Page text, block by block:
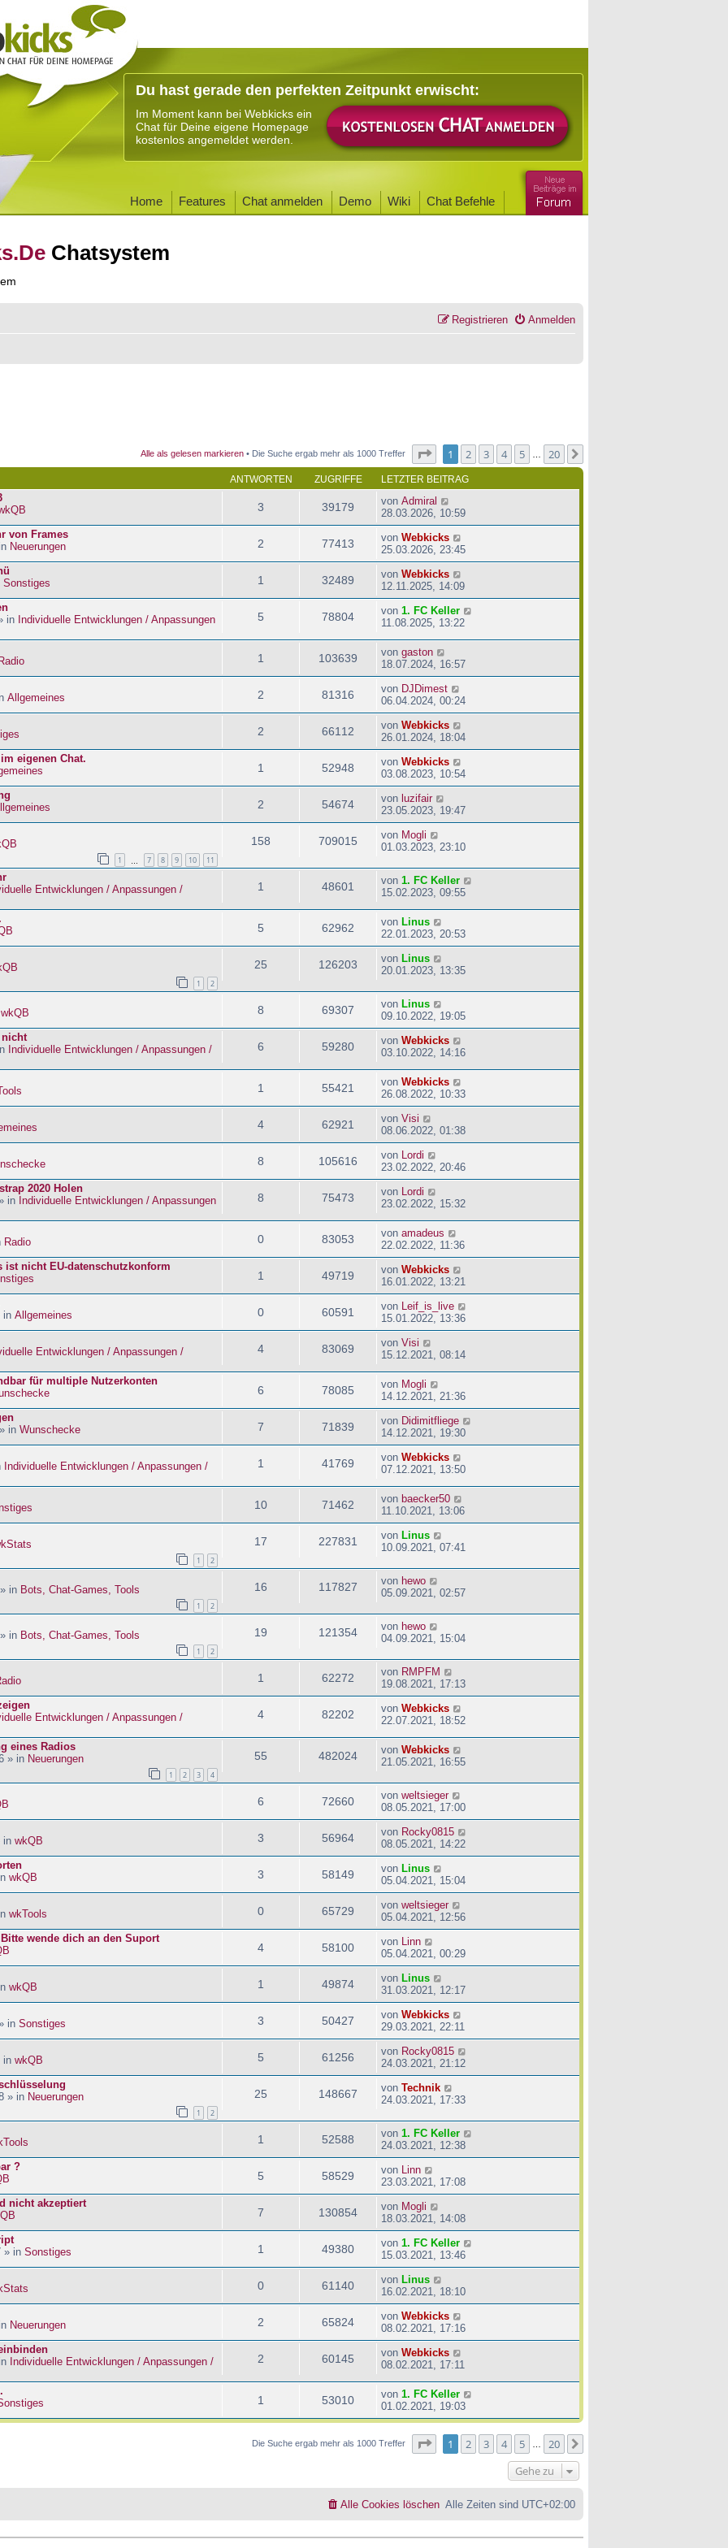
Du hast gerade den perfekten Zeitpunkt erwischt:
Im Moment kann bei Webkicks ein
Chat für Deine eigene Homepage
kostenlos angemeldet werden.
Home Features Chat anmelden Demo Wiki Chat Befehle
Chatsystem
Anmelden
Registrieren
Alle als gelesen markieren • Die Suche ergab mehr als 1000 Treffer Seite von20
1 2 3 4 5 20
ANTWORTEN ZUGRIFFE LETZTER BEITRAG
3 39179 von Admiral
28.03.2026, 10:59
von Frames
Neuerungen 2 77413 von Webkicks
25.03.2026, 23:45
Sonstiges 1 32489 von Webkicks
12.11.2025, 14:09
in Individuelle Entwicklungen / Anpassungen
5 78804 von 1. FC Keller
11.08.2025, 13:22
Radio 1 103639 von gaston
18.07.2024, 16:57
Allgemeines 2 81316 von DJDimest
06.04.2024, 00:24
2 66112 von Webkicks
26.01.2024, 18:04
eigenen Chat.
1 52948 von Webkicks
03.08.2023, 10:54
2 54674 von luzifair
23.05.2023, 19:47
1 7 8 9 10 11
158 709015 von Mogli
01.03.2023, 23:10
Entwicklungen / Anpassungen /
1 48601 von 1. FC Keller
15.02.2023, 09:55
5 62962 von Linus
22.01.2023, 20:53
1 2
25 126203 von Linus
20.01.2023, 13:35
wkQB 8 69307 von Linus
09.10.2022, 19:05
Individuelle Entwicklungen / Anpassungen /
6 59280 von Webkicks
03.10.2022, 14:16
1 55421 von Webkicks
26.08.2022, 10:33
4 62921 von Visi
08.06.2022, 01:38
8 105616 von Lordi
23.02.2022, 20:46
2020 Holen
in Individuelle Entwicklungen / Anpassungen
8 75473 von Lordi
23.02.2022, 15:32
Radio 0 83053 von amadeus
22.02.2022, 11:36
nicht EU-datenschutzkonform
1 49719 von Webkicks
16.01.2022, 13:21
in Allgemeines 0 60591 von Leif_is_live
15.01.2022, 13:36
Entwicklungen / Anpassungen /
4 83069 von Visi
15.12.2021, 08:14
für multiple Nutzerkonten
6 78085 von Mogli
14.12.2021, 21:36
in Wunschecke 7 71839 von Didimitfliege
14.12.2021, 19:30
Individuelle Entwicklungen / Anpassungen /
1 41769 von Webkicks
07.12.2021, 13:50
10 71462 von baecker50
11.10.2021, 13:06
1 2
17 227831 von Linus
10.09.2021, 07:41
in Bots, Chat-Games, Tools
1 2
16 117827 von hewo
05.09.2021, 02:57
in Bots, Chat-Games, Tools
1 2
19 121354 von hewo
04.09.2021, 15:04
1 62272 von RMPFM
19.08.2021, 17:13
Entwicklungen / Anpassungen /
4 82202 von Webkicks
22.07.2021, 18:52
eines Radios
» in Neuerungen
1 2 3 4
55 482024 von Webkicks
21.05.2021, 16:55
6 72660 von weltsieger
08.05.2021, 17:00
in wkQB 3 56964 von Rocky0815
08.05.2021, 14:22
wkQB 3 58149 von Linus
05.04.2021, 15:04
wkTools 0 65729 von weltsieger
05.04.2021, 12:56
wende dich an den Suport
4 58100 von Linn
05.04.2021, 00:29
wkQB 1 49874 von Linus
31.03.2021, 12:17
in Sonstiges 3 50427 von Webkicks
29.03.2021, 22:11
in wkQB 5 61256 von Rocky0815
24.03.2021, 21:12
» in Neuerungen
1 2
25 148667 von Technik
24.03.2021, 17:33
1 52588 von 1. FC Keller
24.03.2021, 12:38
?
5 58529 von Linn
23.03.2021, 17:08
nicht akzeptiert
7 130854 von Mogli
18.03.2021, 14:08
» in Sonstiges 1 49380 von 1. FC Keller
15.03.2021, 13:46
0 61140 von Linus
16.02.2021, 18:10
Neuerungen 2 65824 von Webkicks
08.02.2021, 17:16
Individuelle Entwicklungen / Anpassungen /
2 60145 von Webkicks
08.02.2021, 17:11
1 53010 von 1. FC Keller
01.02.2021, 19:03
Die Suche ergab mehr als 1000 Treffer Seite von20
1 2 3 4 5 20
Gehe zu
Alle Zeiten sind UTC+02:00
Alle Cookies löschen